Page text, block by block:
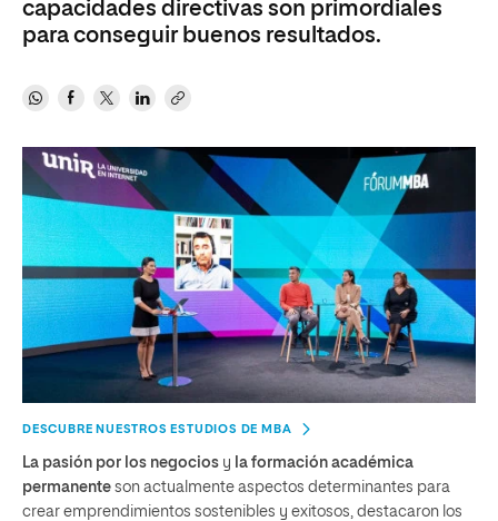
capacidades directivas son primordiales
para conseguir buenos resultados.
DESCUBRE NUESTROS ESTUDIOS DE MBA
La pasión por los negocios y la formación académica
permanente son actualmente aspectos determinantes para
crear emprendimientos sostenibles y exitosos, destacaron los